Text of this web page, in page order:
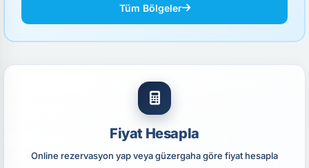
Tüm Bölgeler
Fiyat Hesapla
Online rezervasyon yap veya güzergaha göre fiyat hesapla